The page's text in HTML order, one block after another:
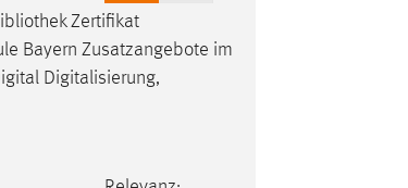
Zertifikat
Bayern Zusatzangebote im
Digitalisierung,